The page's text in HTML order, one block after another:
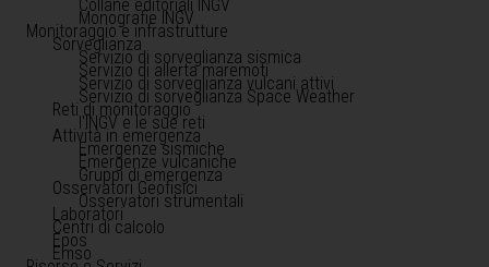
Collane editoriali INGV
Monografie INGV
Monitoraggio e infrastrutture
Sorveglianza
Servizio di sorveglianza sismica
Servizio di allerta maremoti
Servizio di sorveglianza vulcani attivi
Servizio di sorveglianza Space Weather
Reti di monitoraggio
l'INGV e le sue reti
Attività in emergenza
Emergenze sismiche
Emergenze vulcaniche
Gruppi di emergenza
Osservatori Geofisici
Osservatori strumentali
Laboratori
Centri di calcolo
Epos
Emso